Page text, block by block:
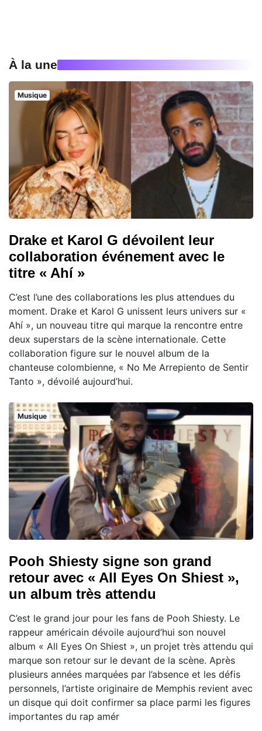
À la une
Musique
Drake et Karol G dévoilent leur
collaboration événement avec le
titre « Ahí »
C’est l’une des collaborations les plus attendues du
moment. Drake et Karol G unissent leurs univers sur «
Ahí », un nouveau titre qui marque la rencontre entre
deux superstars de la scène internationale. Cette
collaboration figure sur le nouvel album de la
chanteuse colombienne, « No Me Arrepiento de Sentir
Tanto », dévoilé aujourd’hui.
Musique
Pooh Shiesty signe son grand
retour avec « All Eyes On Shiest »,
un album très attendu
C’est le grand jour pour les fans de Pooh Shiesty. Le
rappeur américain dévoile aujourd’hui son nouvel
album « All Eyes On Shiest », un projet très attendu qui
marque son retour sur le devant de la scène. Après
plusieurs années marquées par l’absence et les défis
personnels, l’artiste originaire de Memphis revient avec
un disque qui doit confirmer sa place parmi les figures
importantes du rap amér